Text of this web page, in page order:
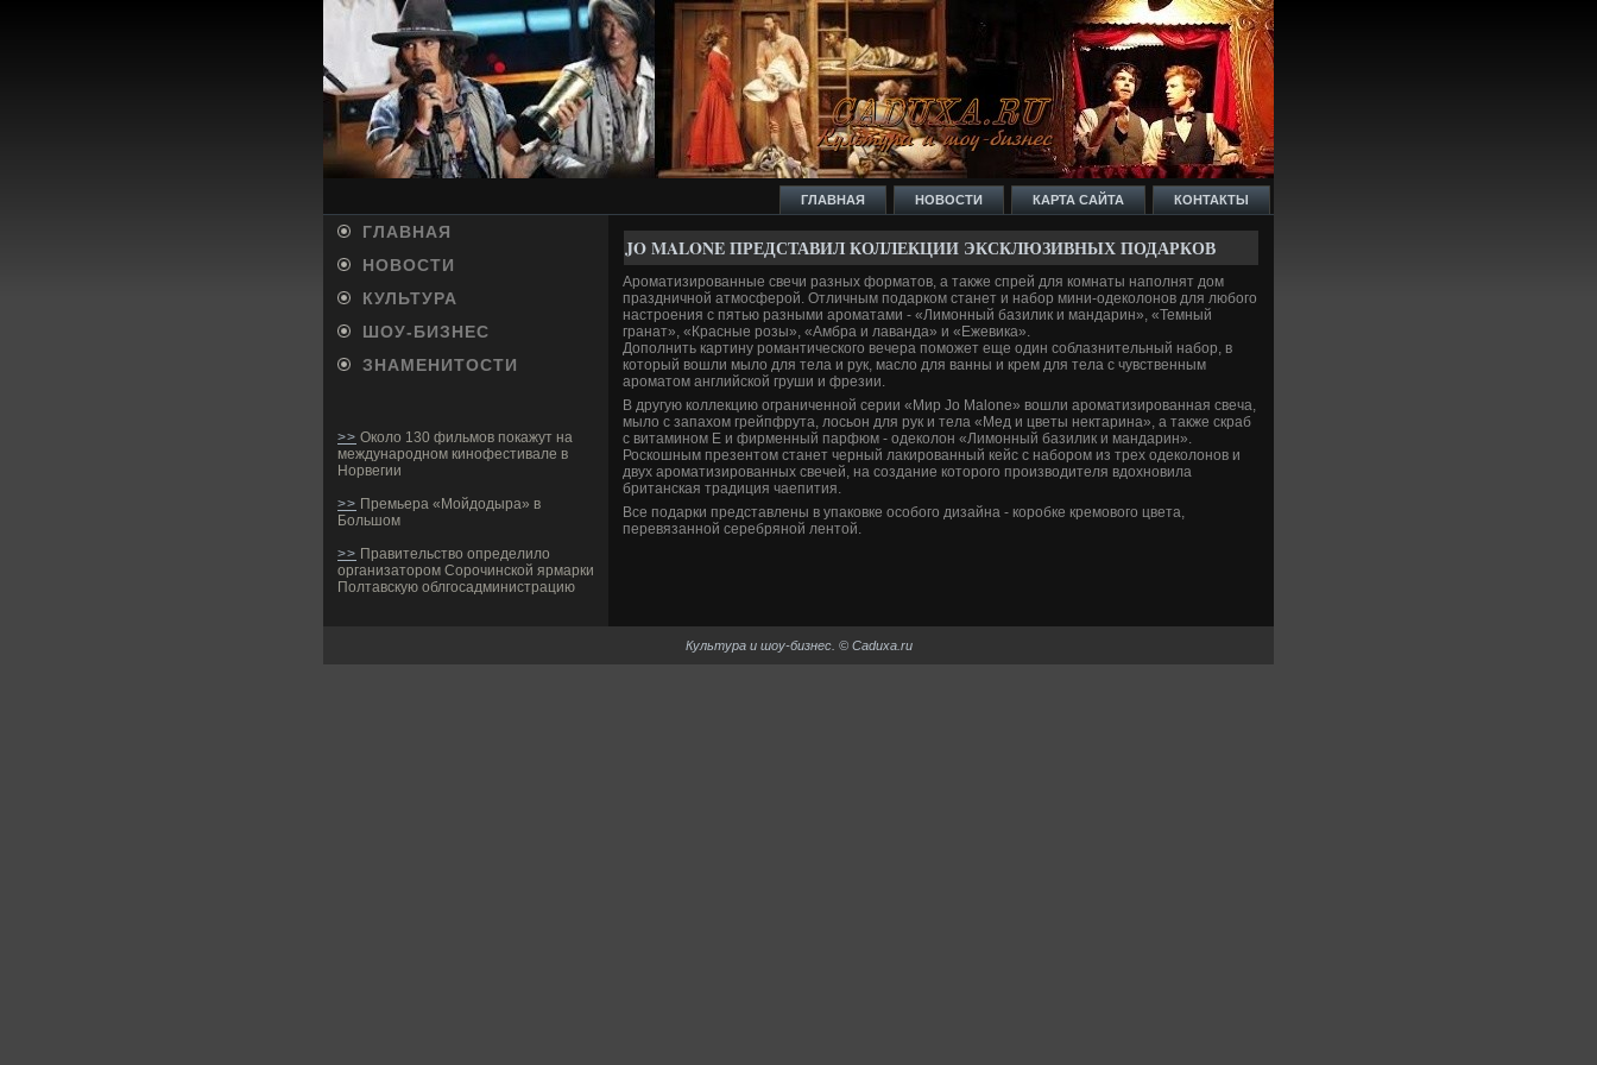
ГЛАВНАЯ НОВОСТИ КАРТА САЙТА КОНТАКТЫ
ГЛАВНАЯ
НОВОСТИ
КУЛЬТУРА
ШОУ-БИ­ЗНЕС
ЗНАМЕНИТОСТИ
>> Около 130 фильмов покажут на
международном кинофестивале в
Норвегии
>> Премьера «Мойдодыра» в
Большом
>> Правительство определило
организатором Сорочинской ярмарки
Полтавскую облгосадминистрацию
JO MALONE ПРЕДСТАВИЛ КОЛЛЕКЦИИ ЭКСКЛЮЗИВНЫХ ПОДАРКОВ
Ароматизированные све­чи разных форматов, а также спрей для комнаты наполнят дом
праздничной атмосферой. Отличным подарком станет и набор мини-оде­колонов для любого
настроения с пятью разными ароматами - «Лимонный базилик и мандарин», «Темный
гранат», «Красные розы», «Амбра и лаванда» и «Ежевика».
Дополнить картину романтического ве­чера поможет еще один соблазнительный набор, в
который вошли мыло для тела и рук, масло для ванны и крем для тела с чувстве­нным
ароматом английской груши и фрезии.
В другую коллекцию ограниченной серии «Мир Jo Malone» вошли ароматизированная све­ча,
мыло с запахом грейпфрута, лосьон для рук и тела «Мед и цве­ты нектарина», а также скраб
с витамином Е и фирменный парфюм - оде­колон «Лимонный базилик и мандарин».
Роскошным презентом станет черный лакированный кейс с набором из трех оде­колонов и
двух ароматизированных све­чей, на создание которого производителя вдохновила
британская традиция чаепития.
Все подарки представлены в упаковке особого дизайна - коробке кремового цве­та,
перевязанной серебряной лентой.
Культура и шоу-би­знес. © Caduxa.ru